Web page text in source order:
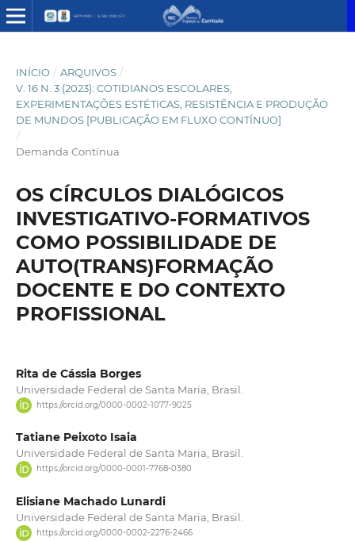
INÍCIO / ARQUIVOS /
V. 16 N. 3 (2023): COTIDIANOS ESCOLARES,
EXPERIMENTAÇÕES ESTÉTICAS, RESISTÊNCIA E PRODUÇÃO
DE MUNDOS [PUBLICAÇÃO EM FLUXO CONTÍNUO]
/
Demanda Contínua
OS CÍRCULOS DIALÓGICOS
INVESTIGATIVO-FORMATIVOS
COMO POSSIBILIDADE DE
AUTO(TRANS)FORMAÇÃO
DOCENTE E DO CONTEXTO
PROFISSIONAL
Rita de Cássia Borges
Universidade Federal de Santa Maria, Brasil.
https://orcid.org/0000-0002-1077-9025
Tatiane Peixoto Isaia
Universidade Federal de Santa Maria, Brasil.
https://orcid.org/0000-0001-7768-0380
Elisiane Machado Lunardi
Universidade Federal de Santa Maria, Brasil.
https://orcid.org/0000-0002-2276-2466